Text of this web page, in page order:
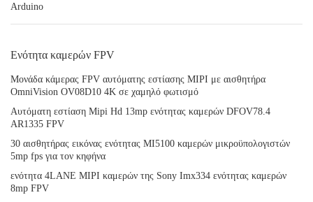
Arduino
Ενότητα καμερών FPV
Μονάδα κάμερας FPV αυτόματης εστίασης MIPI με αισθητήρα
OmniVision OV08D10 4K σε χαμηλό φωτισμό
Αυτόματη εστίαση Mipi Hd 13mp ενότητας καμερών DFOV78.4
AR1335 FPV
30 αισθητήρας εικόνας ενότητας MI5100 καμερών μικροϋπολογιστών
5mp fps για τον κηφήνα
ενότητα 4LANE MIPI καμερών της Sony Imx334 ενότητας καμερών
8mp FPV